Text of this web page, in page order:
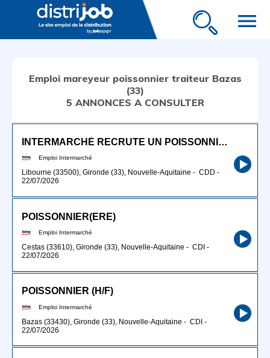
menu
Emploi mareyeur poissonnier traiteur Bazas
(33)
5 ANNONCES A CONSULTER
INTERMARCHÉ RECRUTE UN POISSONNIER H/F
Emploi Intermarché
Libourne (33500), Gironde (33), Nouvelle-Aquitaine - CDD -
22/07/2026
POISSONNIER(ERE)
Emploi Intermarché
Cestas (33610), Gironde (33), Nouvelle-Aquitaine - CDI -
22/07/2026
POISSONNIER (H/F)
Emploi Intermarché
Bazas (33430), Gironde (33), Nouvelle-Aquitaine - CDI -
22/07/2026